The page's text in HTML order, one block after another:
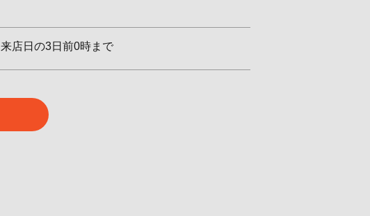
来店日の3日前0時まで